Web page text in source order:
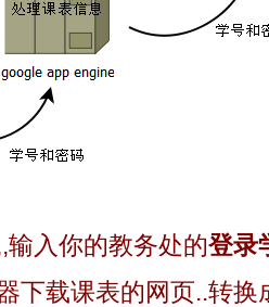
入你的教务处的登录
下载课表的网页..转换